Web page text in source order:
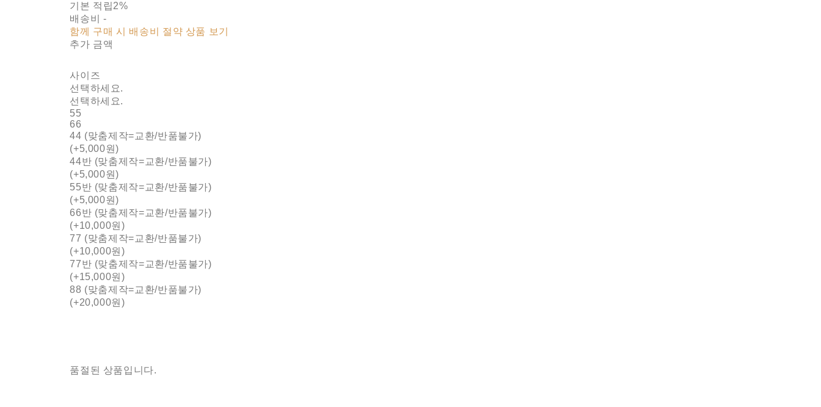
기본 적립2%
배송비 -
함께 구매 시 배송비 절약 상품 보기
추가 금액
사이즈
선택하세요.
선택하세요.
55
66
44 (맞춤제작=교환/반품불가)
(+5,000원)
44반 (맞춤제작=교환/반품불가)
(+5,000원)
55반 (맞춤제작=교환/반품불가)
(+5,000원)
66반 (맞춤제작=교환/반품불가)
(+10,000원)
77 (맞춤제작=교환/반품불가)
(+10,000원)
77반 (맞춤제작=교환/반품불가)
(+15,000원)
88 (맞춤제작=교환/반품불가)
(+20,000원)
품절된 상품입니다.